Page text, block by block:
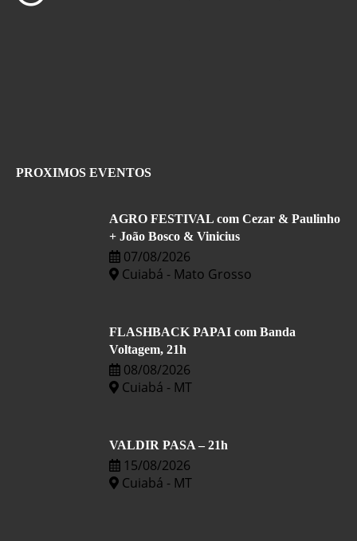
PROXIMOS EVENTOS
AGRO FESTIVAL com Cezar & Paulinho
+ João Bosco & Vinicius
07/08/2026
Cuiabá - Mato Grosso
FLASHBACK PAPAI com Banda
Voltagem, 21h
08/08/2026
Cuiabá - MT
VALDIR PASA – 21h
15/08/2026
Cuiabá - MT